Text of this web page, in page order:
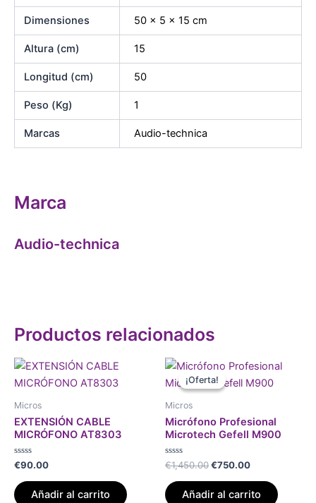
Dimensiones 50 × 5 × 15 cm
Altura (cm) 15
Longitud (cm) 50
Peso (Kg) 1
Marcas Audio-technica
Marca
Audio-technica
Productos relacionados
Micros
EXTENSIÓN CABLE
MICRÓFONO AT8303
Valorado
de
5
€90.00
Añadir al carrito
¡Oferta!
¡Oferta!
Micros
Micrófono Profesional
Microtech Gefell M900
Valorado
con
de
5
€1,450.00
El
precio
original
€750.00
El
actual
Añadir al carrito